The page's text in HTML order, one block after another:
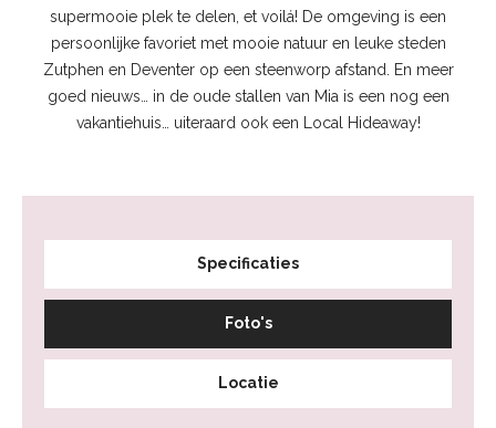
supermooie plek te delen, et voilá! De omgeving is een
persoonlijke favoriet met mooie natuur en leuke steden
Zutphen en Deventer op een steenworp afstand. En meer
goed nieuws… in de oude stallen van Mia is een nog een
vakantiehuis… uiteraard ook een Local Hideaway!
Specificaties
Foto's
Locatie